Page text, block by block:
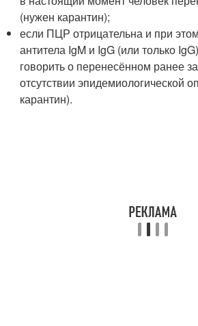
(нужен карантин);
если ПЦР отрицательна и при
антитела IgM и IgG (или только
говорить о перенесённом ранее
отсутствии эпидемиологической
карантин).